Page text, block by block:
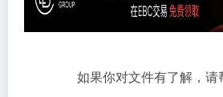
如果你对文件有了解，请